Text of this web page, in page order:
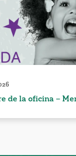
de la oficina –